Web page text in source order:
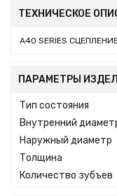
ТЕХНИЧЕСКОЕ
A40 SERIES СЦЕПЛЕНИЕ
ПАРАМЕТРЫ
Тип состояния
Внутренний
Наружный диаметр
Толщина
Количество зубъев